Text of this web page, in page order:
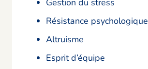
Gestion du stress
Résistance psychologique
Altruisme
Esprit d’équipe